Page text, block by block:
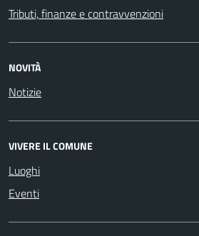
Tributi, finanze e contravvenzioni
NOVITÀ
Notizie
VIVERE IL COMUNE
Luoghi
Eventi